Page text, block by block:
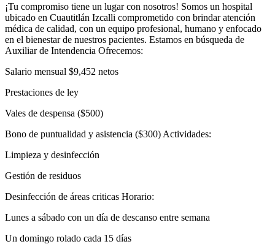
¡Tu compromiso tiene un lugar con nosotros! Somos un hospital
ubicado en Cuautitlán Izcalli comprometido con brindar atención
médica de calidad, con un equipo profesional, humano y enfocado
en el bienestar de nuestros pacientes. Estamos en búsqueda de
Auxiliar de Intendencia Ofrecemos:
Salario mensual $9,452 netos
Prestaciones de ley
Vales de despensa ($500)
Bono de puntualidad y asistencia ($300) Actividades:
Limpieza y desinfección
Gestión de residuos
Desinfección de áreas criticas Horario:
Lunes a sábado con un día de descanso entre semana
Un domingo rolado cada 15 días